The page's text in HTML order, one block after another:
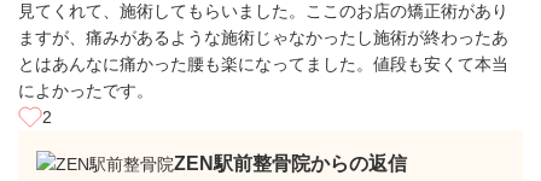
見てくれて、施術してもらいました。ここのお店の矯正術があり
ますが、痛みがあるような施術じゃなかったし施術が終わったあ
とはあんなに痛かった腰も楽になってました。値段も安くて本当
によかったです。
2
ZEN駅前整骨院からの返信